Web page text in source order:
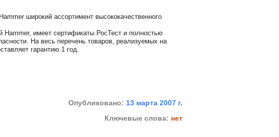
широкий ассортимент высококачественного
Hammer, имеет сертификаты РосТест и полностью
На весь перечень товаров, реализуемых на
гарантию 1 год.
Опубликовано: 13 марта 2007 г.
Ключевые слова: нет